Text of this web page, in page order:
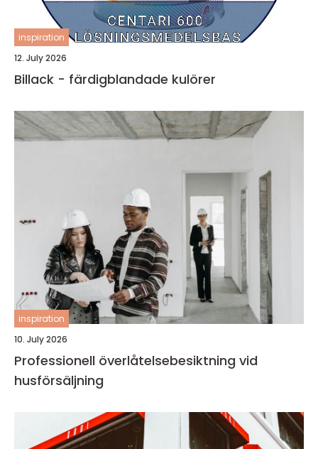
inspiration
12. July 2026
Billack - färdigblandade kulörer
inspiration
10. July 2026
Professionell överlåtelsebesiktning vid
husförsäljning